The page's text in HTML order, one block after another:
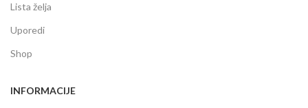
Lista želja
Uporedi
Shop
INFORMACIJE